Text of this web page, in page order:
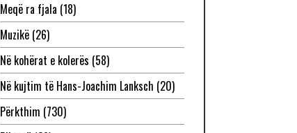
Meqë ra fjala (18)
Muzikë(26)
Në kohërat e kolerës (58)
Në kujtim të Hans-Joachim Lanksch (20)
Përkthim (730)